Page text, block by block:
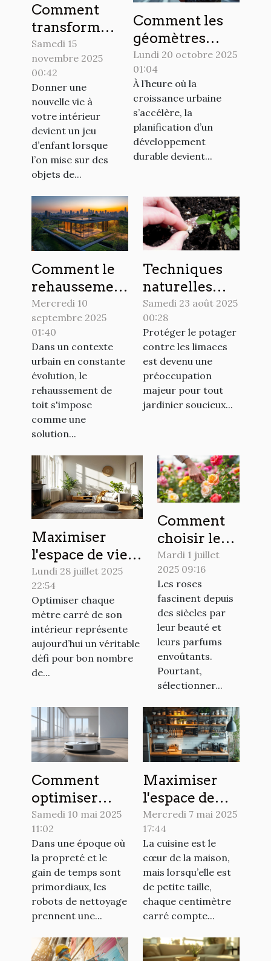
Comment
transformer
votre espace
avec des
objets de
décoration
uniques ?
Samedi 15
novembre 2025
00:42
Donner une
nouvelle vie à
votre intérieur
devient un jeu
d’enfant lorsque
l’on mise sur des
objets de...
Comment les
géomètres
experts
facilitent le
développement
urbain durable
?
Lundi 20 octobre 2025
01:04
À l’heure où la
croissance urbaine
s’accélère, la
planification d’un
développement
durable devient...
Comment le
rehaussement
de toit
transforme
l'habitat
urbain ?
Mercredi 10
septembre 2025
01:40
Dans un contexte
urbain en constante
évolution, le
rehaussement de
toit s'impose
comme une
solution...
Techniques
naturelles
pour éloigner
les limaces du
potager ?
Samedi 23 août 2025
00:28
Protéger le potager
contre les limaces
est devenu une
préoccupation
majeur pour tout
jardinier soucieux...
Maximiser
l'espace de vie :
techniques
modernes de
réaménagement
Lundi 28 juillet 2025
22:54
Optimiser chaque
mètre carré de son
intérieur représente
aujourd’hui un véritable
défi pour bon nombre
de...
Comment
choisir les
meilleures
variétés de
roses pour
votre jardin
?
Mardi 1 juillet
2025 09:16
Les roses
fascinent depuis
des siècles par
leur beauté et
leurs parfums
envoûtants.
Pourtant,
sélectionner...
Comment
optimiser
l'utilisation
de votre robot
de nettoyage
pour une
maison plus
propre
Samedi 10 mai 2025
11:02
Dans une époque où
la propreté et le
gain de temps sont
primordiaux, les
robots de nettoyage
prennent une...
Maximiser
l'espace de
rangement
dans une
petite cuisine
astuces et
solutions
pratiques
Mercredi 7 mai 2025
17:44
La cuisine est le
cœur de la maison,
mais lorsqu’elle est
de petite taille,
chaque centimètre
carré compte...